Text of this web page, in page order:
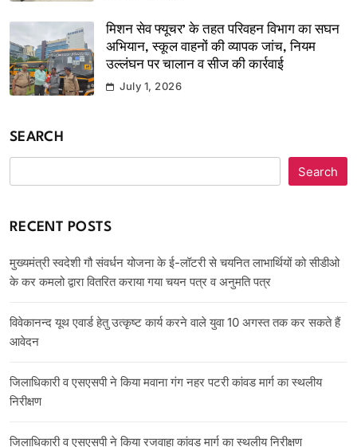
मिशन सेव फ्यूचर’ के तहत परिवहन विभाग का सघन
अभियान, स्कूल वाहनों की व्यापक जांच, नियम
उल्लंघन पर चालान व सीज की कार्रवाई
July 1, 2026
SEARCH
Search
RECENT POSTS
मुख्यमंत्री स्वदेशी गौ संवर्धन योजना के ई-लॉटरी से चयनित लाभार्थियों को सीडीओ
के कर कमलो द्वारा वितरित कराया गया चयन पत्र व अनुमति पत्र
विवेकानन्द यूथ एवार्ड हेतु उत्कृष्ट कार्य करने वाले युवा 10 अगस्त तक कर सकते हैं
आवेदन
जिलाधिकारी व एसएसपी ने किया मवाना गंग नहर पटरी कांवड मार्ग का स्थलीय
निरीक्षण
जिलाधिकारी व एसएसपी ने किया रजवाहा कांवड मार्ग का स्थलीय निरीक्षण